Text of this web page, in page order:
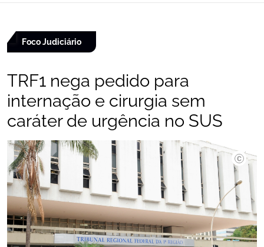
Foco Judiciário
TRF1 nega pedido para
internação e cirurgia sem
caráter de urgência no SUS